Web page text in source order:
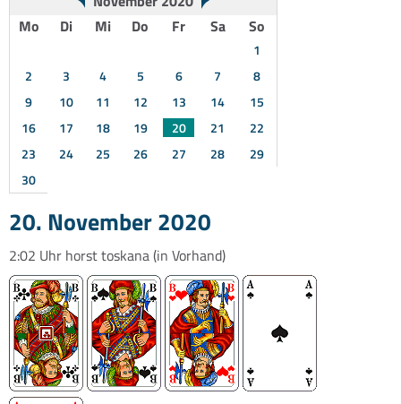
Mo
Di Mi Do Fr Sa So
1
2
3 4 5 6 7
8
9
10 11 12 13 14
15
16
17 18 19 20 21
22
23
24 25 26 27 28
29
30
20. November 2020
2:02 Uhr horst toskana(in Vorhand)